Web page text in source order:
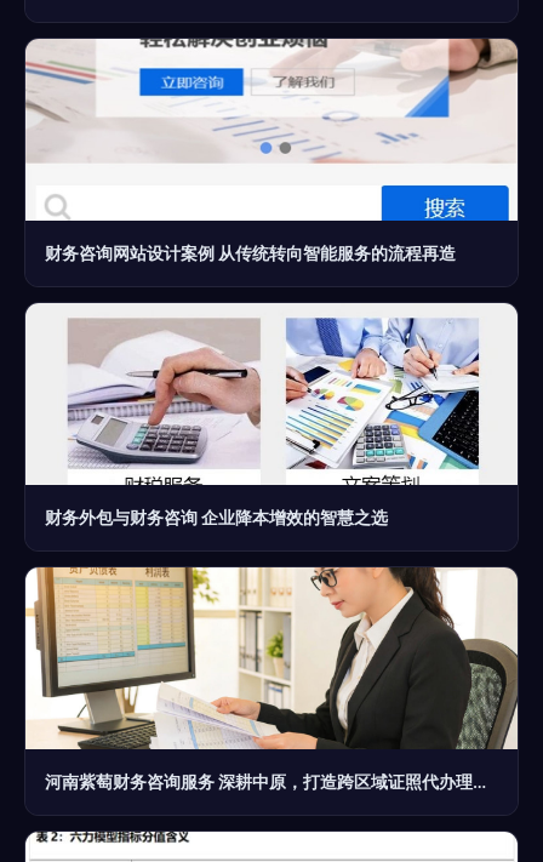
财务咨询网站设计案例 从传统转向智能服务的流程再造
财务外包与财务咨询 企业降本增效的智慧之选
河南紫萄财务咨询服务 深耕中原，打造跨区域证照代办理标杆